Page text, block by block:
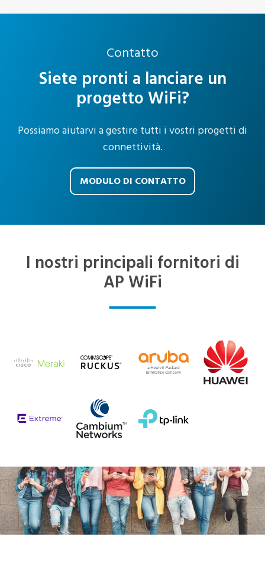
Contatto
Siete pronti a lanciare un
progetto WiFi?
Possiamo aiutarvi a gestire tutti i vostri progetti di
connettività.
MODULO DI CONTATTO
I nostri principali fornitori di
AP WiFi